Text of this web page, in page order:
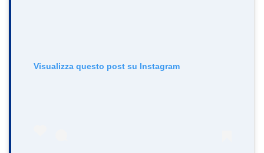
Visualizza questo post su Instagram